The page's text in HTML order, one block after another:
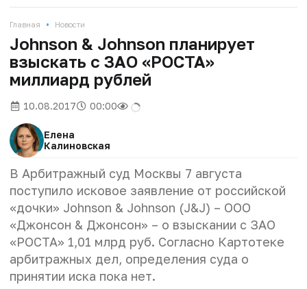
Главная • Новости
Johnson & Johnson планирует
взыскать с ЗАО «РОСТА»
миллиард рублей
10.08.2017 00:00
Елена
Калиновская
В Арбитражный суд Москвы 7 августа
поступило исковое заявление от российской
«дочки» Johnson & Johnson (J&J) – ООО
«Джонсон & Джонсон» – о взыскании с ЗАО
«РОСТА» 1,01 млрд руб. Согласно Картотеке
арбитражных дел, определения суда о
принятии иска пока нет.